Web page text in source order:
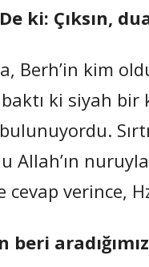
ki: Çıksın,
Berh’in kim
ki siyah bir
Allah’ın
cevap verince,
beri